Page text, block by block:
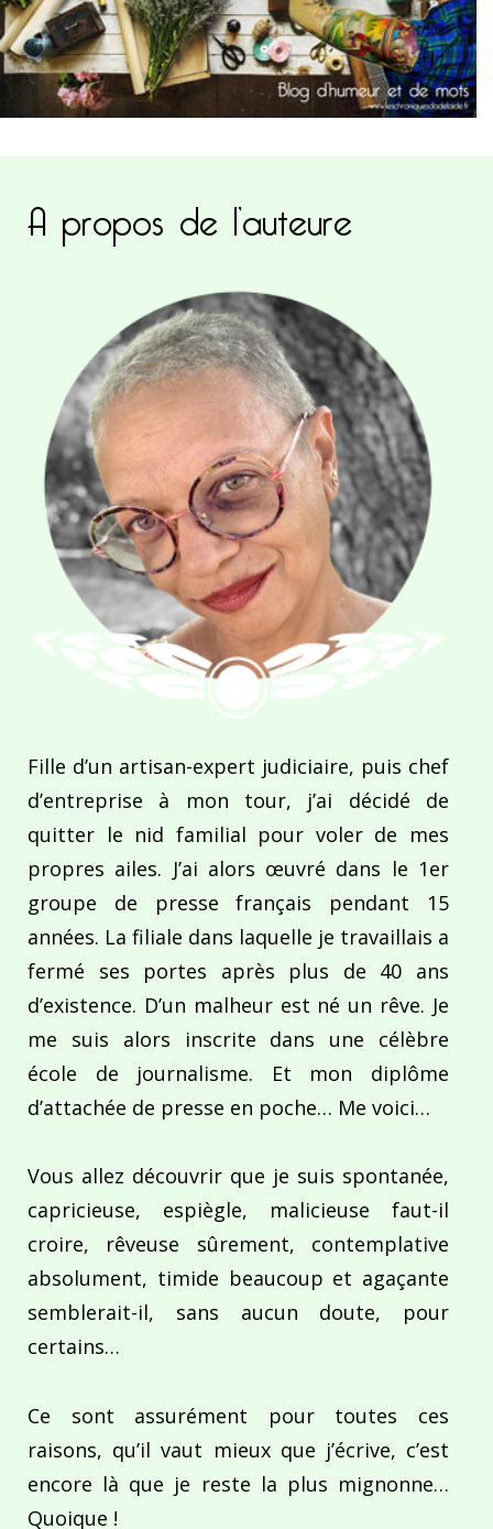
A propos de l’auteure
Fille d’un artisan-expert judiciaire, puis chef
d’entreprise à mon tour, j’ai décidé de
quitter le nid familial pour voler de mes
propres ailes. J’ai alors œuvré dans le 1er
groupe de presse français pendant 15
années. La filiale dans laquelle je travaillais a
fermé ses portes après plus de 40 ans
d’existence. D’un malheur est né un rêve. Je
me suis alors inscrite dans une célèbre
école de journalisme. Et mon diplôme
d’attachée de presse en poche… Me voici…
Vous allez découvrir que je suis spontanée,
capricieuse, espiègle, malicieuse faut-il
croire, rêveuse sûrement, contemplative
absolument, timide beaucoup et agaçante
semblerait-il, sans aucun doute, pour
certains…
Ce sont assurément pour toutes ces
raisons, qu’il vaut mieux que j’écrive, c’est
encore là que je reste la plus mignonne…
Quoique !